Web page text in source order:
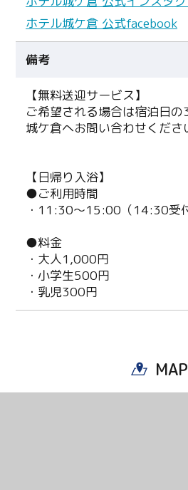
ホテル城ケ倉 公式facebook
備考
【無料送迎サービス】
ご希望される場合は宿泊日
城ケ倉へお問い合わせくださ
【日帰り入浴】
●ご利用時間
・11:30～15:00（14:30受
●料金
・大人1,000円
・小学生500円
・乳児300円
MAP